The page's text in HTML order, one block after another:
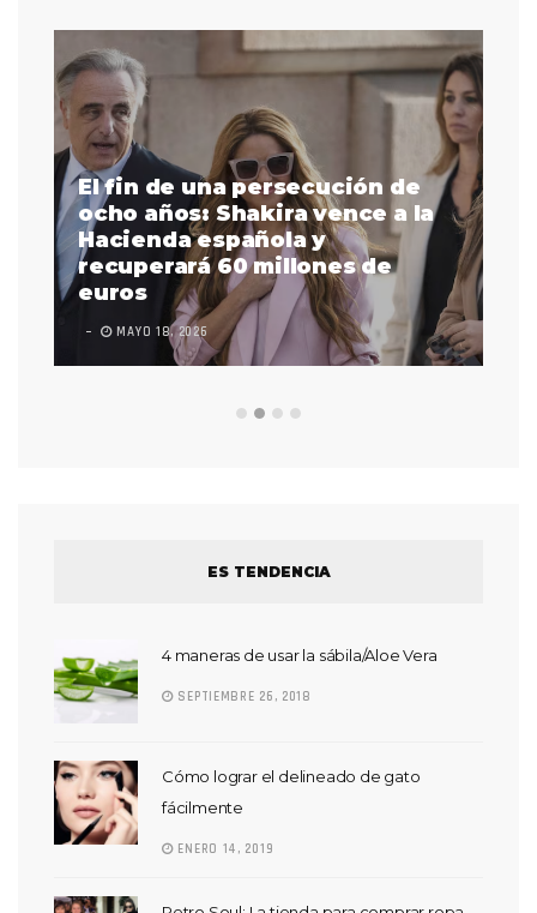
El fin de una persecución de
ocho años: Shakira vence a la
Hacienda española y
recuperará 60 millones de
euros
MAYO 18, 2026
ES TENDENCIA
4 maneras de usar la sábila/Aloe Vera
SEPTIEMBRE 26, 2018
Cómo lograr el delineado de gato
fácilmente
ENERO 14, 2019